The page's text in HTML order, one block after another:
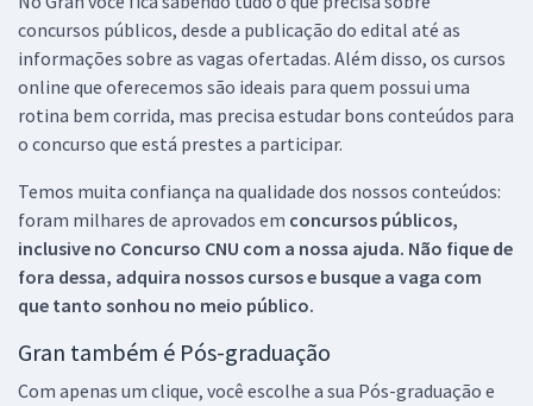
concursos públicos, desde a publicação do edital até as
informações sobre as vagas ofertadas. Além disso, os cursos
online que oferecemos são ideais para quem possui uma
rotina bem corrida, mas precisa estudar bons conteúdos para
o concurso que está prestes a participar.
Temos muita confiança na qualidade dos nossos conteúdos:
foram milhares de aprovados em concursos públicos,
inclusive no Concurso CNU com a nossa ajuda. Não fique de
fora dessa, adquira nossos cursos e busque a vaga com
que tanto sonhou no meio público.
Gran também é Pós-graduação
Com apenas um clique, você escolhe a sua Pós-graduação e